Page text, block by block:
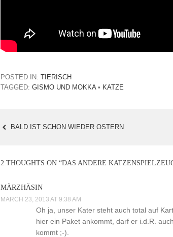
POSTED IN: TIERISCH
TAGGED: GISMO UND MOKKA• KATZE
POST
BALD IST SCHON WIEDER OSTERN
2 THOUGHTS ON “DAS ANDERE
MÄRZHÄSIN
MARCH 23, 2013 AT 9:38 AM
Oh ja, unser Kater steht auch total auf
hier ein Paket ankommt, darf er i.d.R.
kommt ;-).